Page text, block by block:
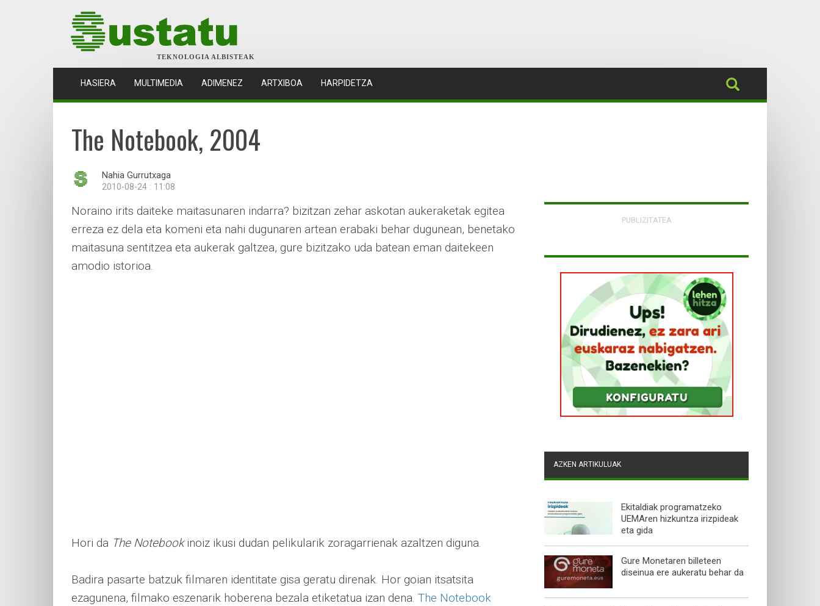
TEKNOLOGIA ALBISTEAK
HASIERA (CURRENT)
MULTIMEDIA ADIMENEZ ARTXIBOA HARPIDETZA
The Notebook, 2004
Nahia Gurrutxaga
2010-08-24 : 11:08
Noraino irits daiteke maitasunaren indarra? bizitzan zehar askotan aukeraketak egitea
erreza ez dela eta komeni eta nahi dugunaren artean erabaki behar dugunean, benetako
maitasuna sentitzea eta aukerak galtzea, gure bizitzako uda batean eman daitekeen
amodio istorioa.
Hori da The Notebookinoiz ikusi dudan pelikularik zoragarrienak azaltzen diguna.
Badira pasarte batzuk filmaren identitate gisa geratu direnak. Hor goian itsatsita
ezagunena, filmako eszenarik hoberena bezala etiketatua izan dena. The Notebook
PUBLIZITATEA
AZKEN ARTIKULUAK
Ekitaldiak programatzeko
UEMAren hizkuntza irizpideak
eta gida
Gure Monetaren billeteen
diseinua ere aukeratu behar da